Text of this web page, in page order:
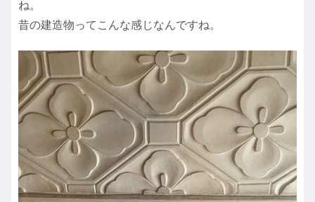
ね。
昔の建造物ってこんな感じなんですね。